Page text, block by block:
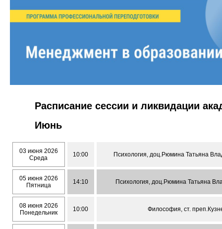
Расписание сессии и ликвидации
Июнь
03 июня 2026
Среда
10:00 Психология, доц.Рюмина Татьяна
05 июня 2026
Пятница
14:10 Психология, доц.Рюмина Татьяна
08 июня 2026
Понедельник
10:00 Философия, ст.